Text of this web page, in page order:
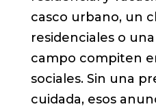
casco urbano, un
residenciales o una
campo compiten
sociales. Sin una
cuidada, esos